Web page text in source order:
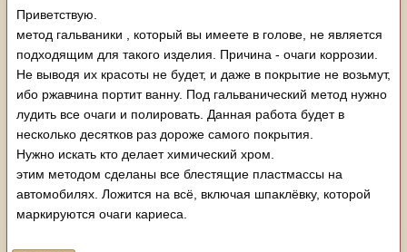
Приветствую.
метод гальваники , который вы имеете в голове, не является
подходящим для такого изделия. Причина - очаги коррозии.
Не выводя их красоты не будет, и даже в покрытие не возьмут,
ибо ржавчина портит ванну. Под гальванический метод нужно
лудить все очаги и полировать. Данная работа будет в
несколько десятков раз дороже самого покрытия.
Нужно искать кто делает химический хром.
этим методом сделаны все блестящие пластмассы на
автомобилях. Ложится на всё, включая шпаклёвку, которой
маркируются очаги кариеса.